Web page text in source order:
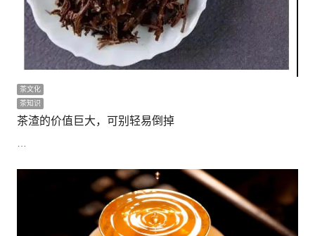
茶文化
茶知识
茶渣的价值巨大，可别轻易倒掉